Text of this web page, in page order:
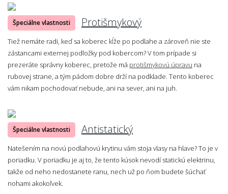
Špeciálne vlastnosti Protišmykový
Tiež nemáte radi, keď sa koberec kĺže po podlahe a zároveň nie ste
zástancami externej podložky pod kobercom? V tom prípade si
prezeráte správny koberec, pretože má protišmykovú úpravu na
rubovej strane, a tým pádom dobre drží na podklade. Tento koberec
vám nikam pochodovať nebude, ani na sever, ani na juh.
Špeciálne vlastnosti Antistatický
Natešením na novú podlahovú krytinu vám stoja vlasy na hlave? To je v
poriadku. V poriadku je aj to, že tento kúsok nevodí statickú elektrinu,
takže od neho nedostanete ranu, nech už po ňom budete šúchať
nohami akokoľvek.